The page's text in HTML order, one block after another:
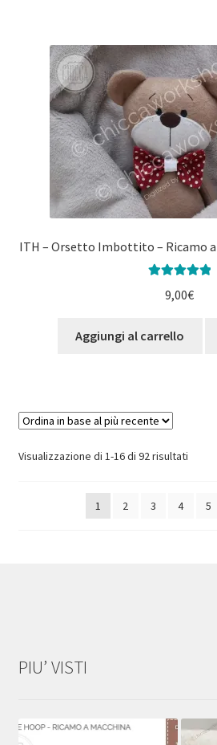
ITH – Orsetto Imbottito – Ricamo
su 5
9,00€
Aggiungi al carrello
Visualizzazione di 1-16 di 92 risultatiOrdina
1 2 3 4 5
PIU’ VISTI